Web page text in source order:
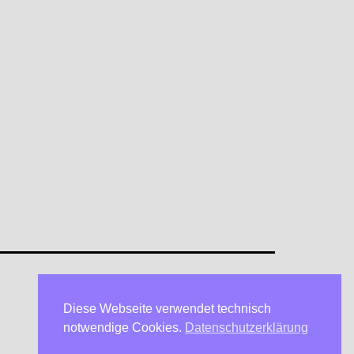
Datenschutzerklärung
Diese Webseite verwendet technisch
notwendige Cookies. Datenschutzerklärung